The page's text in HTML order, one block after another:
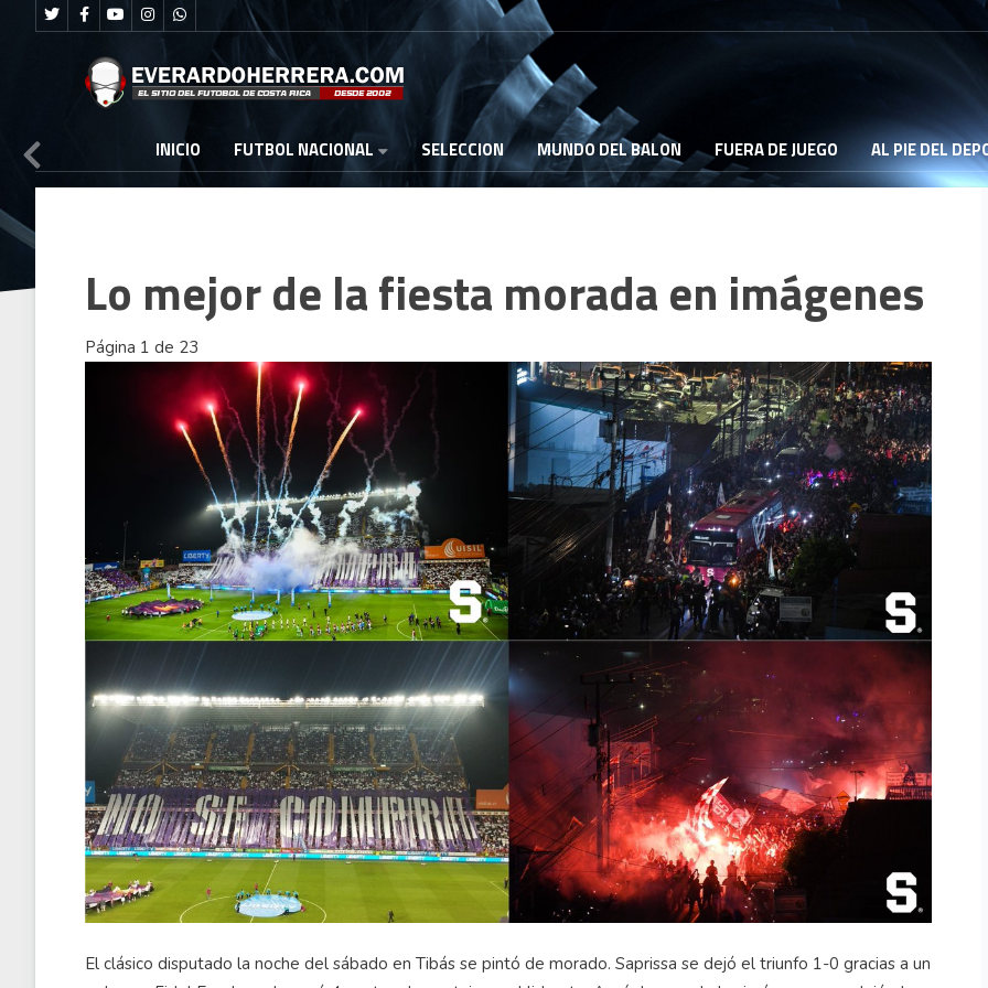
INICIO FUTBOL NACIONAL SELECCION MUNDO DEL BALON FUERA DE JUEGO AL PIE DEL
Lo mejor de la fiesta morada en imágenes
Página 1 de 23
El clásico disputado la noche del sábado en Tibás se pintó de morado. Saprissa se dejó el triunfo 1-0 gracias a un